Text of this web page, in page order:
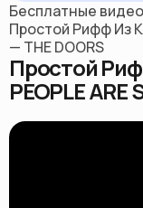
Бесплатные
Простой Рифф Из
— THE DOORS
Простой
PEOPLE ARE